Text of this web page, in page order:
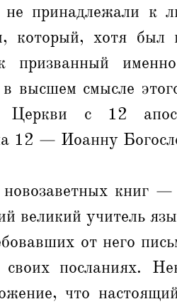
не принадлежали к
который, хотя был
высшем смысле
Церкви с 12
12 — Иоанну
книг —
великий учитель
от него
посланиях.
что